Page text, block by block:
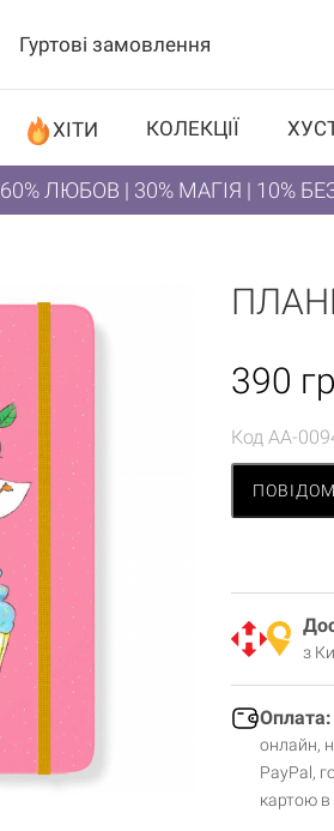
Гуртові замовлення
ХІТИ КОЛЕКЦІЇ
60% ЛЮБОВ | 30% МАГІЯ | 10%
390
Код AA-
з
Оплата:
онлайн,
PayPal,
картою в